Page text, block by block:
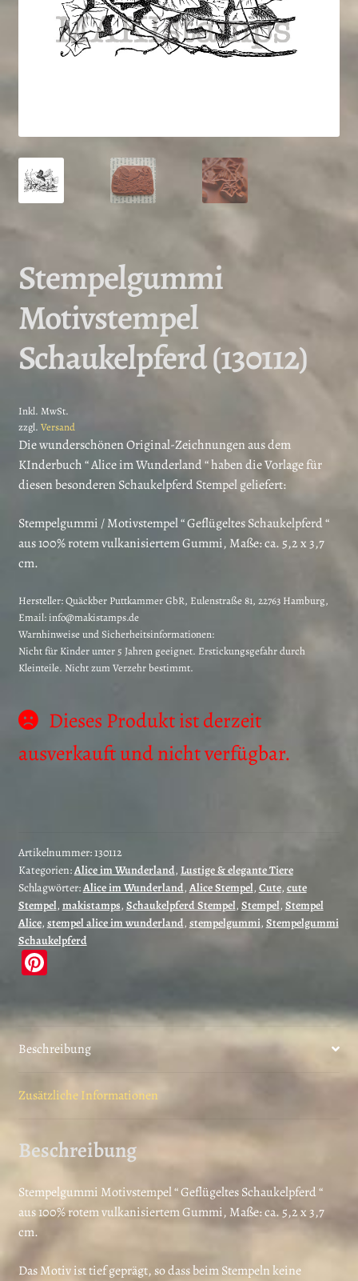
Stempelgummi
Motivstempel
Schaukelpferd (130112)
Inkl. MwSt.
zzgl. Versand
Die wunderschönen Original-Zeichnungen aus dem
KInderbuch “ Alice im Wunderland “ haben die Vorlage für
diesen besonderen Schaukelpferd Stempel geliefert:
Stempelgummi / Motivstempel “ Geflügeltes Schaukelpferd “
aus 100% rotem vulkanisiertem Gummi, Maße: ca. 5,2 x 3,7
cm.
Hersteller:Quäckber Puttkammer GbR, Eulenstraße 81, 22763 Hamburg,
Email: info@makistamps.de
Warnhinweise und Sicherheitsinformationen:
Nicht für Kinder unter 5 Jahren geeignet. Erstickungsgefahr durch
Kleinteile. Nicht zum Verzehr bestimmt.
Dieses Produkt ist derzeit
ausverkauft und nicht verfügbar.
Artikelnummer:130112
Kategorien:Alice im Wunderland, Lustige & elegante Tiere
Schlagwörter:Alice im Wunderland, Alice Stempel, Cute, cute
Stempel, makistamps, Schaukelpferd Stempel, Stempel, Stempel
Alice, stempel alice im wunderland, stempelgummi, Stempelgummi
Schaukelpferd
Pi
er
es
t
Beschreibung
Zusätzliche Informationen
Beschreibung
Stempelgummi Motivstempel “ Geflügeltes Schaukelpferd “
aus 100% rotem vulkanisiertem Gummi, Maße: ca. 5,2 x 3,7
cm.
Das Motiv ist tief geprägt, so dass beim Stempeln keine